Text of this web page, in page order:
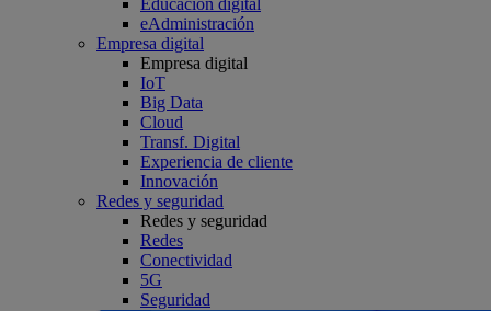
Educación digital
eAdministración
Empresa digital
Empresa digital
IoT
Big Data
Cloud
Transf. Digital
Experiencia de cliente
Innovación
Redes y seguridad
Redes y seguridad
Redes
Conectividad
5G
Seguridad